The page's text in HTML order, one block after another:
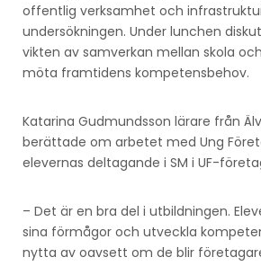
offentlig verksamhet och
undersökningen. Under lunchen
vikten av samverkan mellan skola
möta framtidens kompetensbehov.
Katarina Gudmundsson lärare från
berättade om arbetet med Ung
elevernas deltagande i SM i UF-
– Det är en bra del i utbildningen.
sina förmågor och utveckla
nytta av oavsett om de blir